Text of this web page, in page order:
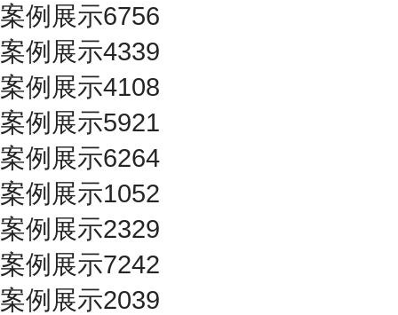
案例展示6756
案例展示4339
案例展示4108
案例展示5921
案例展示6264
案例展示1052
案例展示2329
案例展示7242
案例展示2039